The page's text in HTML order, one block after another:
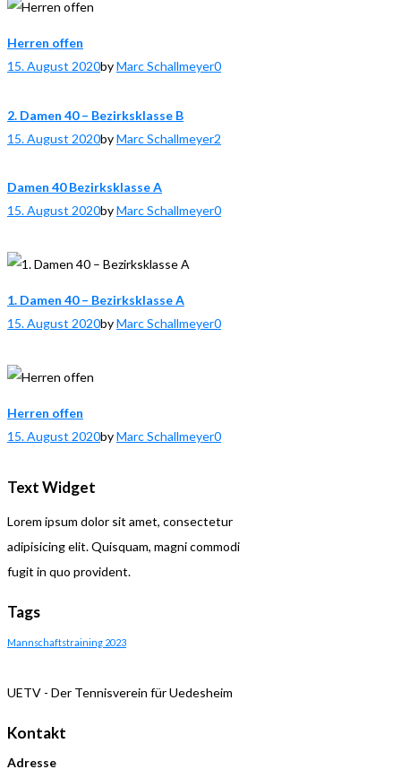
Herren offen
15. August 2020byMarc Schallmeyer0
2. Damen 40 – Bezirksklasse B
15. August 2020byMarc Schallmeyer2
Damen 40 Bezirksklasse A
15. August 2020byMarc Schallmeyer0
1. Damen 40 – Bezirksklasse A
15. August 2020byMarc Schallmeyer0
Herren offen
15. August 2020byMarc Schallmeyer0
Text Widget
Lorem ipsum dolor sit amet, consectetur
adipisicing elit. Quisquam, magni commodi
fugit in quo provident.
Tags
Mannschaftstraining 2023
UETV - Der Tennisverein für Uedesheim
Kontakt
Adresse